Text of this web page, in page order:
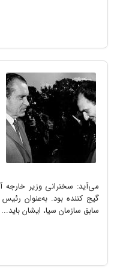
می‌‌آید: سخنرانی وزیر خارجه
گیج کننده بود. به‌عنوان
سابق سازمان سیا، ایشان باید...